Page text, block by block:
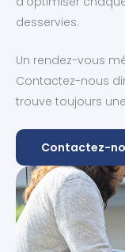
desservies.
Un rendez-vous
Contactez-nous
trouve toujours
Contactez-